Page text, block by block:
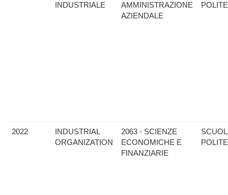
INDUSTRIALE
AMMINISTRAZIONE
AZIENDALE
2022
INDUSTRIAL
ORGANIZATION
2063 - SCIENZE
ECONOMICHE E
FINANZIARIE